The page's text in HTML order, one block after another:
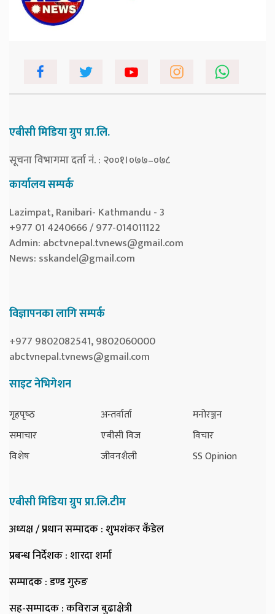
एबीसी मिडिया ग्रुप प्रा.लि.
सूचना विभागमा दर्ता नं. : २००१।०७७–०७८
कार्यालय सम्पर्क
Lazimpat, Ranibari- Kathmandu - 3
+977 01 4240666 / 977-014011122
Admin: abctvnepal.tvnews@gmail.com
News: sskandel@gmail.com
विज्ञापनका लागि सम्पर्क
+977 9802082541, 9802060000
abctvnepal.tvnews@gmail.com
साइट नेभिगेशन
गृहपृष्‍ठ
समाचार
विशेष
अन्तर्वार्ता
एबीसी विज
जीवनशैली
मनोरञ्जन
विचार
SS Opinion
एबीसी मिडिया ग्रुप प्रा.लि.टीम
अध्यक्ष / प्रधान सम्पादक: शुभशंकर कँडेल
प्रबन्ध निर्देशक: शारदा शर्मा
सम्पादक: डण्ड गुरुङ
सह-सम्पादक: कविराज बुढाक्षेत्री